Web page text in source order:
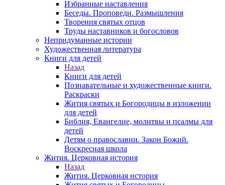
Избранные наставления
Беседы. Проповеди. Размышления
Творения святых отцов
Труды наставников и богословов
Непридуманные истории
Художественная литература
Книги для детей
Назад
Книги для детей
Познавательные и художественные книги.
Раскраски
Жития святых и Богородицы в изложении
для детей
Библия, Евангелие, молитвы и псалмы для
детей
Детям о православии. Закон Божий.
Воскресная школа
Жития. Церковная история
Назад
Жития. Церковная история